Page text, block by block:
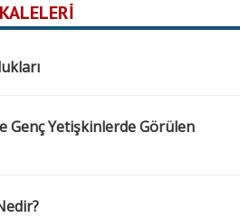
Genç Yetişkinlerde Görülen